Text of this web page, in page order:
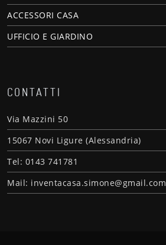
ACCESSORI CASA
UFFICIO E GIARDINO
CONTATTI
Via Mazzini 50
15067 Novi Ligure (Alessandria)
Tel: 0143 741781
Mail: inventacasa.simone@gmail.com